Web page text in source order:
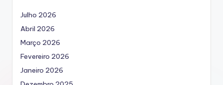
Julho 2026
Abril 2026
Março 2026
Fevereiro 2026
Janeiro 2026